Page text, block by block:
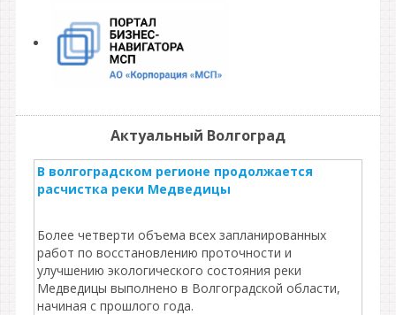
Актуальный Волгоград
В волгоградском регионе продолжается
расчистка реки Медведицы
Более четверти объема всех запланированных
работ по восстановлению проточности и
улучшению экологического состояния реки
Медведицы выполнено в Волгоградской области,
начиная с прошлого года.